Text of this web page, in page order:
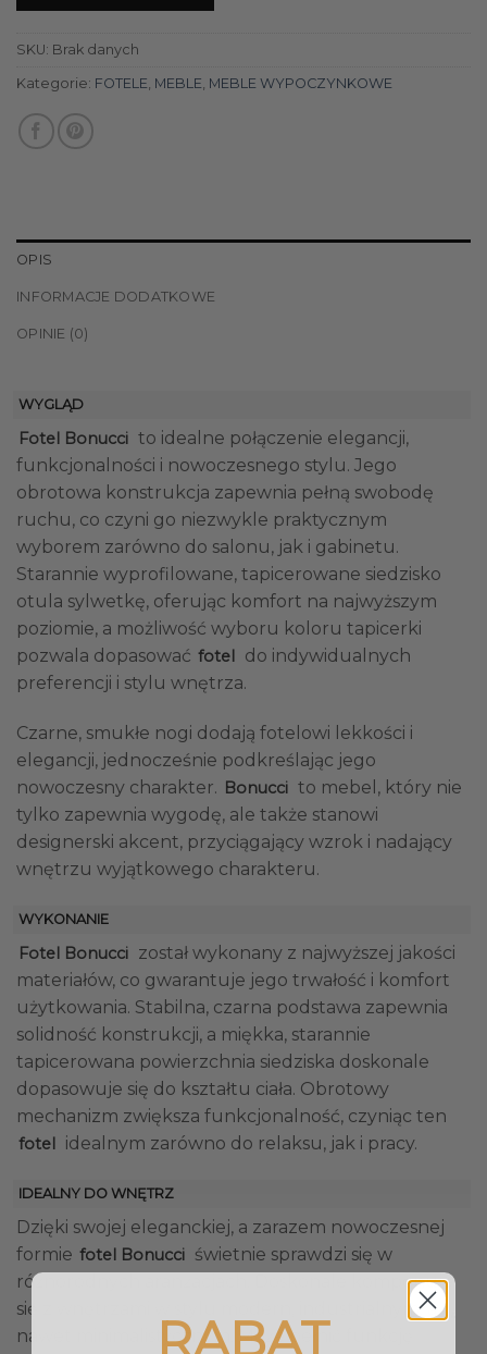
SKU: Brak danych
Kategorie: FOTELE MEBLE MEBLE WYPOCZYNKOWE
OPIS
INFORMACJE DODATKOWE
OPINIE (0)
WYGLĄD
Fotel Bonucci to idealne połączenie elegancji,
funkcjonalności i nowoczesnego stylu. Jego
obrotowa konstrukcja zapewnia pełną swobodę
ruchu, co czyni go niezwykle praktycznym
wyborem zarówno do salonu, jak i gabinetu.
Starannie wyprofilowane, tapicerowane siedzisko
otula sylwetkę, oferując komfort na najwyższym
poziomie, a możliwość wyboru koloru tapicerki
pozwala dopasować fotel
do indywidualnych
preferencji i stylu wnętrza.
Czarne, smukłe nogi dodają fotelowi lekkości i
elegancji, jednocześnie podkreślając jego
nowoczesny charakter. Bonucci to mebel, który nie
tylko zapewnia wygodę, ale także stanowi
designerski akcent, przyciągający wzrok i nadający
wnętrzu wyjątkowego charakteru.
WYKONANIE
Fotel Bonucci został wykonany z najwyższej jakości
materiałów, co gwarantuje jego trwałość i komfort
użytkowania. Stabilna, czarna podstawa zapewnia
solidność konstrukcji, a miękka, starannie
tapicerowana powierzchnia siedziska doskonale
dopasowuje się do kształtu ciała. Obrotowy
mechanizm zwiększa funkcjonalność, czyniąc ten
fotel idealnym zarówno do relaksu, jak i pracy.
IDEALNY DO WNĘTRZ
Dzięki swojej eleganckiej, a zarazem nowoczesnej
formie fotel Bonucci świetnie sprawdzi się w
różnorodnych aranżacjach. Doskonale komponuje
się z wnętrzami w stylu modern, industrialnym, a
nawet minimalistycznym. Może pełnić funkcję
RABAT